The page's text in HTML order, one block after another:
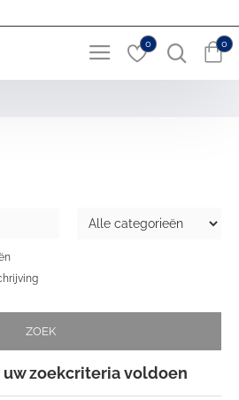
0 0
ZOEK
zoekcriteria voldoen